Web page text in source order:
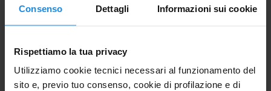
Consenso Dettagli Informazioni sui cookie
Rispettiamo la tua privacy
Utilizziamo cookie tecnici necessari al funzionamento del
sito e, previo tuo consenso, cookie di profilazione e di
- Molina nel cuore della Val di Fiemme in Trentino, in un
Latemar.
CHECK-IN
30 DIC 2026
Mercoledì
3 GEN 2027
Domenica